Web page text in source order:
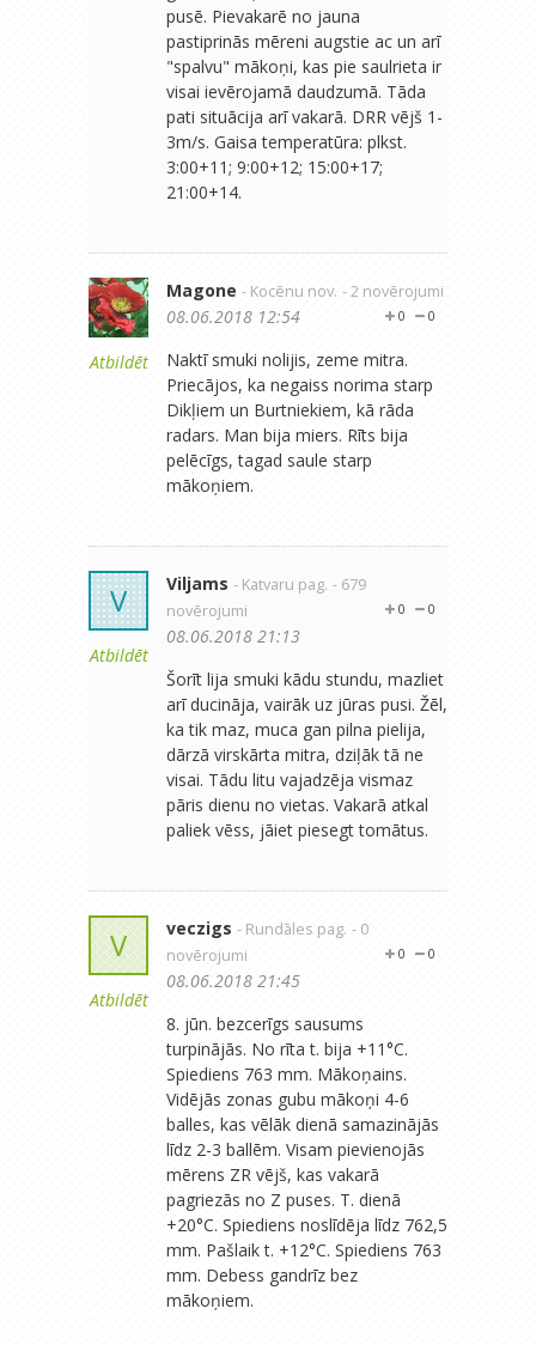
pusē. Pievakarē no jauna
pastiprinās mēreni augstie ac un arī
"spalvu" mākoņi, kas pie saulrieta ir
visai ievērojamā daudzumā. Tāda
pati situācija arī vakarā. DRR vējš 1-
3m/s. Gaisa temperatūra: plkst.
3:00+11; 9:00+12; 15:00+17;
21:00+14.
Atbildēt
Magone - Kocēnu nov. - 2 novērojumi
0
0
08.06.2018 12:54
Naktī smuki nolijis, zeme mitra.
Priecājos, ka negaiss norima starp
Dikļiem un Burtniekiem, kā rāda
radars. Man bija miers. Rīts bija
pelēcīgs, tagad saule starp
mākoņiem.
V
Atbildēt
Viljams - Katvaru pag. - 679
novērojumi
0
0
08.06.2018 21:13
Šorīt lija smuki kādu stundu, mazliet
arī ducināja, vairāk uz jūras pusi. Žēl,
ka tik maz, muca gan pilna pielija,
dārzā virskārta mitra, dziļāk tā ne
visai. Tādu litu vajadzēja vismaz
pāris dienu no vietas. Vakarā atkal
paliek vēss, jāiet piesegt tomātus.
V
Atbildēt
veczigs - Rundāles pag. - 0
novērojumi
0
0
08.06.2018 21:45
8. jūn. bezcerīgs sausums
turpinājās. No rīta t. bija +11°C.
Spiediens 763 mm. Mākoņains.
Vidējās zonas gubu mākoņi 4-6
balles, kas vēlāk dienā samazinājās
līdz 2-3 ballēm. Visam pievienojās
mērens ZR vējš, kas vakarā
pagriezās no Z puses. T. dienā
+20°C. Spiediens noslīdēja līdz 762,5
mm. Pašlaik t. +12°C. Spiediens 763
mm. Debess gandrīz bez
mākoņiem.